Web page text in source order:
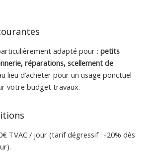
adapté pour : petits
réparations, scellement de
lieu d’acheter pour un usage ponctuel
votre budget travaux.
TVAC / jour (tarif dégressif : -20% dès